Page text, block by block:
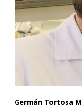
Germán Tortosa